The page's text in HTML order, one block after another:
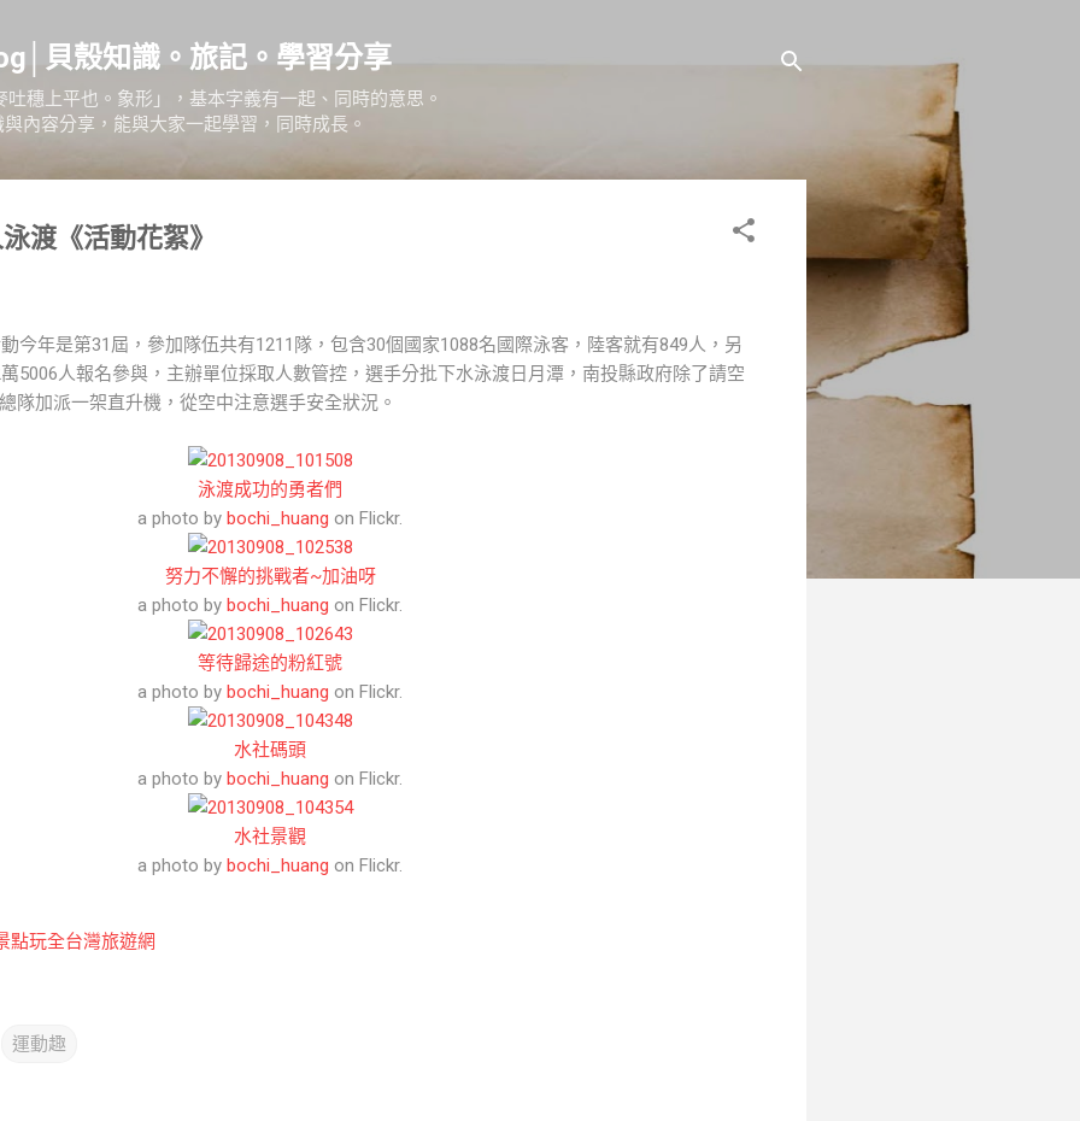
貝殼知識。旅記。學習分享
穗上平也。象形」，基本字義有一起、同時的意思。
內容分享，能與大家一起學習，同時成長。
渡《活動花絮》
今年是第31屆，參加隊伍共有1211隊，包含30個國家1088名國際泳客，陸客就有849人，另
5006人報名參與，主辦單位採取人數管控，選手分批下水泳渡日月潭，南投縣政府除了請空
隊加派一架直升機，從空中注意選手安全狀況。
泳渡成功的勇者們
a photo by bochi_huang on Flickr.
努力不懈的挑戰者~加油呀
a photo by bochi_huang on Flickr.
等待歸途的粉紅號
a photo by bochi_huang on Flickr.
水社碼頭
a photo by bochi_huang on Flickr.
水社景觀
a photo by bochi_huang on Flickr.
點玩全台灣旅遊網
運動趣